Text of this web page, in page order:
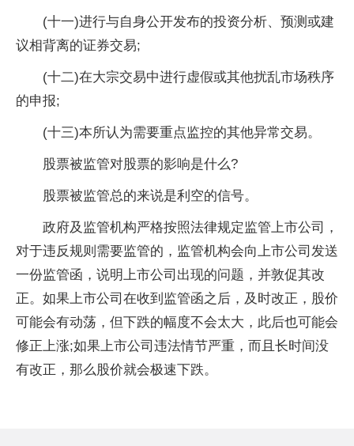
(十一)进行与自身公开发布的投资分析、预测或建
议相背离的证券交易;
(十二)在大宗交易中进行虚假或其他扰乱市场秩序
的申报;
(十三)本所认为需要重点监控的其他异常交易。
股票被监管对股票的影响是什么?
股票被监管总的来说是利空的信号。
政府及监管机构严格按照法律规定监管上市公司，
对于违反规则需要监管的，监管机构会向上市公司发送
一份监管函，说明上市公司出现的问题，并敦促其改
正。如果上市公司在收到监管函之后，及时改正，股价
可能会有动荡，但下跌的幅度不会太大，此后也可能会
修正上涨;如果上市公司违法情节严重，而且长时间没
有改正，那么股价就会极速下跌。